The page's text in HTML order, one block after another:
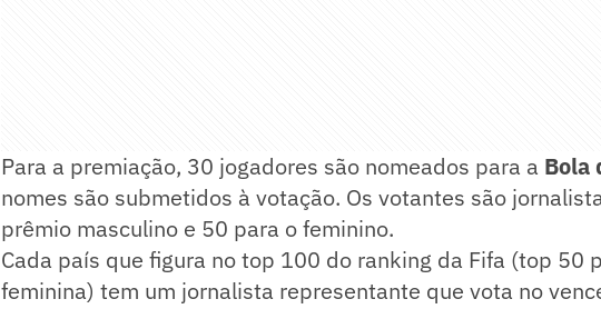
Para a premiação, 30 jogadores são nomeados para a Bola
nomes são submetidos à votação. Os votantes são
prêmio masculino e 50 para o feminino.
Cada país que figura no top 100 do ranking da Fifa (top 50
feminina) tem um jornalista representante que vota no